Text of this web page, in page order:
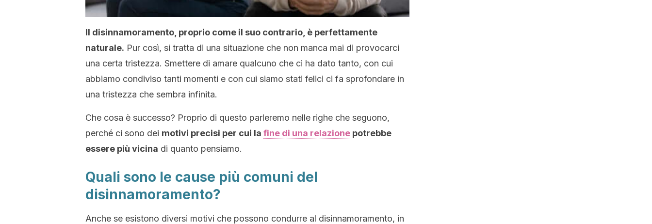
Il disinnamoramento, proprio come il suo contrario, è perfettamente
naturale. Pur così, si tratta di una situazione che non manca mai di provocarci
una certa tristezza. Smettere di amare qualcuno che ci ha dato tanto, con cui
abbiamo condiviso tanti momenti e con cui siamo stati felici ci fa sprofondare in
una tristezza che sembra infinita.
Che cosa è successo? Proprio di questo parleremo nelle righe che seguono,
perché ci sono dei motivi precisi per cui la fine di una relazione potrebbe
essere più vicina di quanto pensiamo.
Quali sono le cause più comuni del
disinnamoramento?
Anche se esistono diversi motivi che possono condurre al disinnamoramento, in